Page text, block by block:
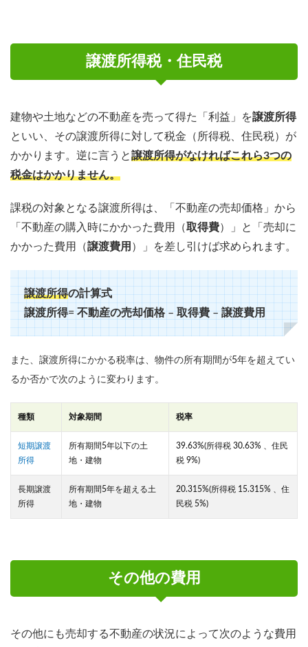
譲渡所得税・住民税
建物や土地などの不動産を売って得た「利益」を譲渡所得
といい、その譲渡所得に対して税金（所得税、住民税）が
かかります。逆に言うと譲渡所得がなければこれら3つの
税金はかかりません。
課税の対象となる譲渡所得は、「不動産の売却価格」から
「不動産の購入時にかかった費用（取得費）」と「売却に
かかった費用（譲渡費用 ）」を差し引けば求められます。
譲渡所得の計算式
譲渡所得=不動産の売却価格–取得費–譲渡費用
また、譲渡所得にかかる税率は、物件の所有期間が5年を超えてい
るか否かで次のように変わります。
種類 対象期間 税率
短期譲渡
所得
所有期間5年以下の土
地・建物
39.63%(所得税 30.63% 、住民
税 9%)
長期譲渡
所得
所有期間5年を超える土
地・建物
20.315%(所得税 15.315% 、住
民税 5%)
その他の費用
その他にも売却する不動産の状況によって次のような費用